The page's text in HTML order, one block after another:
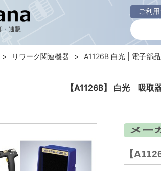
・通販
ご利
【A1126B】 白光 吸取
リワーク関連機器 A1126B 白光 | 電子部
【